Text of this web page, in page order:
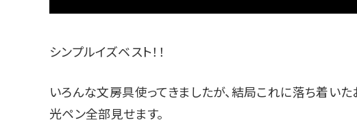
シンプルイズベスト！！
いろんな文房具使ってきましたが、結局これに落ち着いた
光ペン全部見せます。